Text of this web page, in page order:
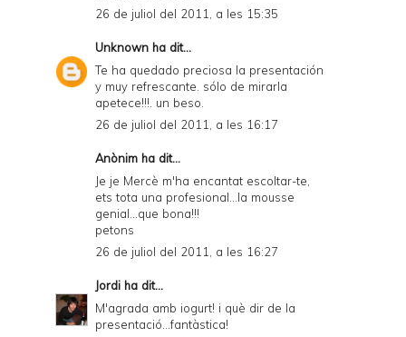
a
n
d
P
D
F
26 de juliol del 2011, a les 15:35
Unknown ha dit...
Te ha quedado preciosa la presentación
y muy refrescante. sólo de mirarla
apetece!!!. un beso.
26 de juliol del 2011, a les 16:17
Anònim ha dit...
Je je Mercè m'ha encantat escoltar-te,
ets tota una profesional...la mousse
genial...que bona!!!
petons
26 de juliol del 2011, a les 16:27
Jordi ha dit...
M'agrada amb iogurt! i què dir de la
presentació...fantàstica!